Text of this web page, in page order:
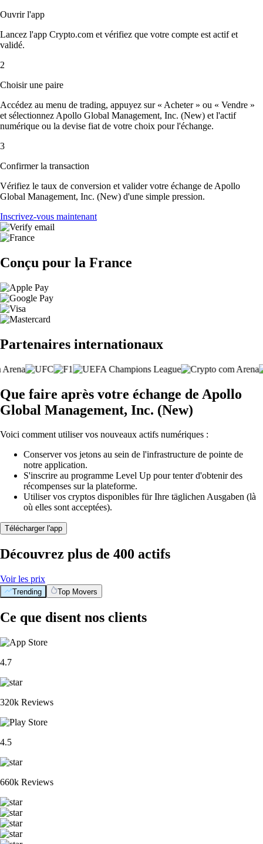
Ouvrir l'app
Lancez l'app Crypto.com et vérifiez que votre compte est actif et
validé.
2
Choisir une paire
Accédez au menu de trading, appuyez sur « Acheter » ou « Vendre »
et sélectionnez Apollo Global Management, Inc. (New) et l'actif
numérique ou la devise fiat de votre choix pour l'échange.
3
Confirmer la transaction
Vérifiez le taux de conversion et valider votre échange de Apollo
Global Management, Inc. (New) d'une simple pression.
Inscrivez-vous maintenant
Conçu pour la France
Partenaires internationaux
Que faire après votre échange de Apollo
Global Management, Inc. (New)
Voici comment utiliser vos nouveaux actifs numériques :
Conserver vos jetons au sein de l'infrastructure de pointe de
notre application.
S'inscrire au programme Level Up pour tenter d'obtenir des
récompenses sur la plateforme.
Utiliser vos cryptos disponibles für Ihre täglichen Ausgaben (là
où elles sont acceptées).
Télécharger l'app
Découvrez plus de 400 actifs
Voir les prix
Trending Top Movers
Ce que disent nos clients
4.7
320k Reviews
4.5
660k Reviews